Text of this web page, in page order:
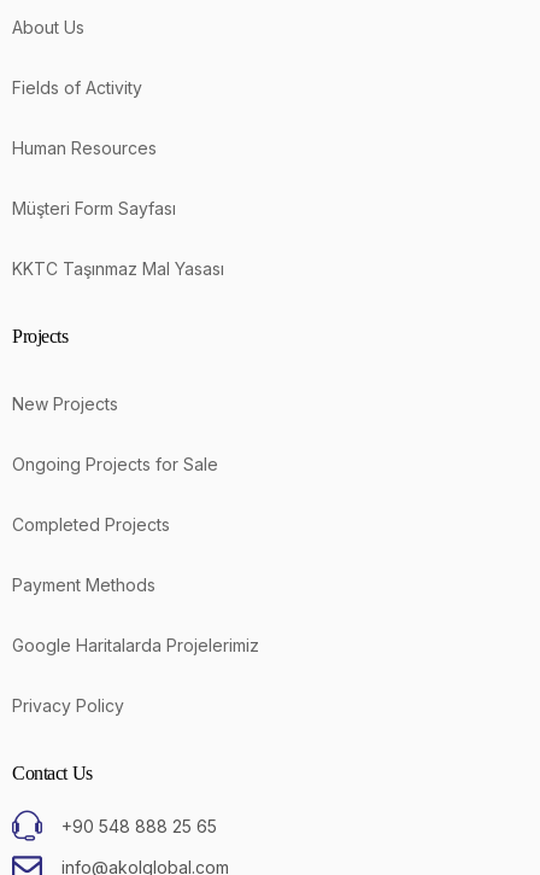
About Us
Fields of Activity
Human Resources
Müşteri Form Sayfası
KKTC Taşınmaz Mal Yasası
Projects
New Projects
Ongoing Projects for Sale
Completed Projects
Payment Methods
Google Haritalarda Projelerimiz
Privacy Policy
Contact Us
+90 548 888 25 65
info@akolglobal.com